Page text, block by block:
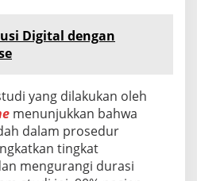
Digital dengan
yang dilakukan oleh
menunjukkan bahwa
dalam prosedur
tingkat
mengurangi durasi